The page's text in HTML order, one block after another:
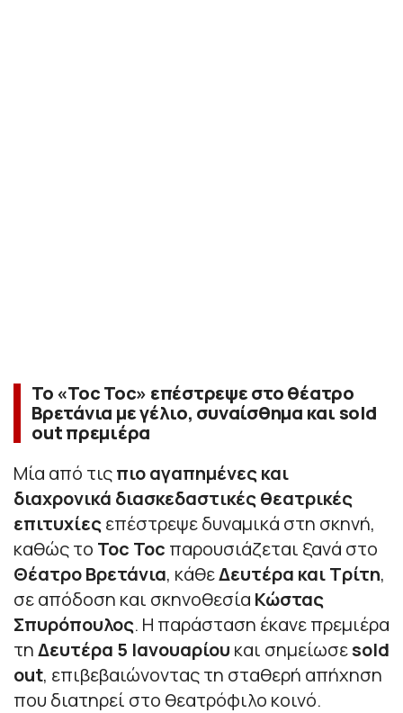
Το «Toc Toc» επέστρεψε στο θέατρο
Βρετάνια με γέλιο, συναίσθημα και sold
out πρεμιέρα
Μία από τιςπιο αγαπημένες και
διαχρονικά διασκεδαστικές θεατρικές
επιτυχίεςεπέστρεψε δυναμικά στη σκηνή,
καθώς το Toc Toc παρουσιάζεται ξανά στο
Θέατρο Βρετάνια, κάθεΔευτέρα και Τρίτη,
σε απόδοση και σκηνοθεσία Κώστας
Σπυρόπουλος. Η παράσταση έκανε πρεμιέρα
τηΔευτέρα 5 Ιανουαρίου και σημείωσεsold
out, επιβεβαιώνοντας τη σταθερή απήχηση
που διατηρεί στο θεατρόφιλο κοινό.